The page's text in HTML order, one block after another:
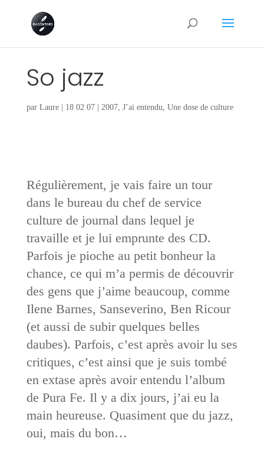
So jazz
par Laure| 18 02 07| 2007, J’ai entendu Une dose de culture
Régulièrement, je vais faire un tour
dans le bureau du chef de service
culture de journal dans lequel je
travaille et je lui emprunte des CD.
Parfois je pioche au petit bonheur la
chance, ce qui m’a permis de découvrir
des gens que j’aime beaucoup, comme
Ilene Barnes, Sanseverino, Ben Ricour
(et aussi de subir quelques belles
daubes). Parfois, c’est après avoir lu ses
critiques, c’est ainsi que je suis tombé
en extase après avoir entendu l’album
de Pura Fe. Il y a dix jours, j’ai eu la
main heureuse. Quasiment que du jazz,
oui, mais du bon…